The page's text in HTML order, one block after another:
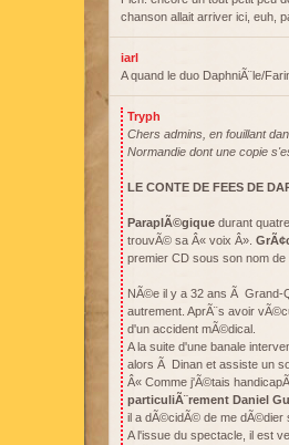
chanson allait arriver ici, euh,
iarl
A quand le duo DaphniÃ¨le/
Tryph
Chers admins, en fouillant
Normandie dont une copie
LE CONTE DE FEES DE
ParaplÃ©gique durant
trouvÃ© sa Â« voix Â».
premier CD sous son nom de
NÃ©e il y a 32 ans Ã Grand-
autrement. AprÃ¨s avoir
d'un accident mÃ©dical.
A la suite d'une banale
alors Ã Dinan et assiste un
Â« Comme j'Ã©tais
particuliÃ¨rement Daniel
il a dÃ©cidÃ© de me dÃ©dier
A l'issue du spectacle, il est